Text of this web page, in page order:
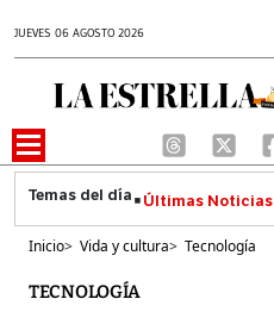
JUEVES 06 AGOSTO 2026
Últimas Noticias
Inicio> Vida y cultura> Tecnología
TECNOLOGÍA